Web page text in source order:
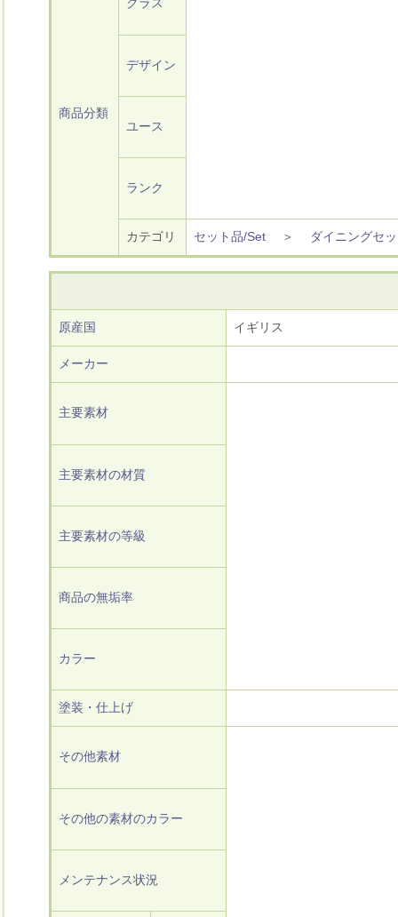
商品分類
クラス
デザイン
ユース
ランク
カテゴリ セット品/Set ＞ ダイニングセ
原産国 イギリス
メーカー
主要素材
主要素材の材質
主要素材の等級
商品の無垢率
カラー
塗装・仕上げ
その他素材
その他の素材のカラー
メンテナンス状況